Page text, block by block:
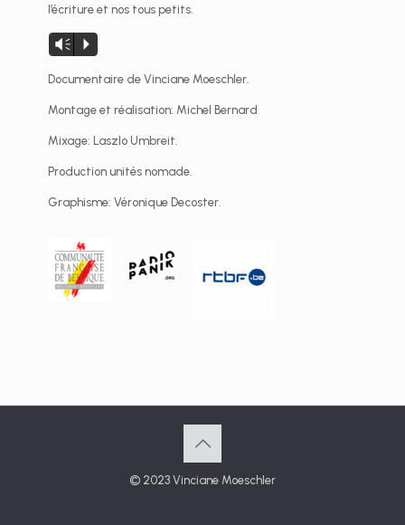
l’écriture et nos tous petits.
Lecteur
audio
Vm P
Documentaire de Vinciane Moeschler.
Montage et réalisation: Michel Bernard
Mixage: Laszlo Umbreit.
Production unités nomade.
Graphisme: Véronique Decoster.
© 2023 Vinciane Moeschler